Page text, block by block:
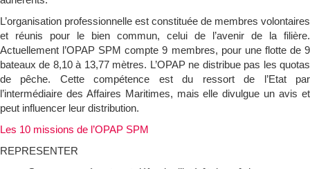
L’organisation professionnelle est constituée de membres volontaires
et réunis pour le bien commun, celui de l’avenir de la filière.
Actuellement l’OPAP SPM compte 9 membres, pour une flotte de 9
bateaux de 8,10 à 13,77 mètres. L’OPAP ne distribue pas les quotas
de pêche. Cette compétence est du ressort de l’Etat par
l’intermédiaire des Affaires Maritimes, mais elle divulgue un avis et
peut influencer leur distribution.
Les 10 missions de l’OPAP SPM
REPRESENTER